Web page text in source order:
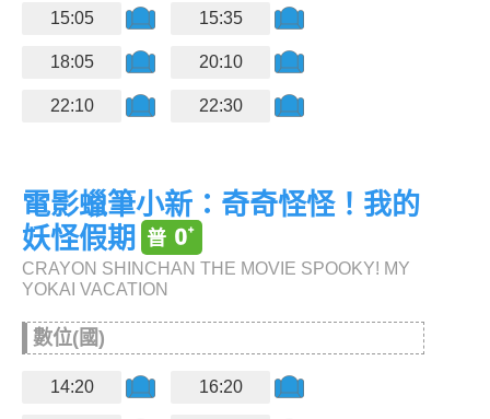
15:05 15:35
18:05 20:10
22:10 22:30
電影蠟筆小新：奇奇怪怪！我的
妖怪假期
CRAYON SHINCHAN THE MOVIE SPOOKY! MY
YOKAI VACATION
數位(國)
14:20 16:20